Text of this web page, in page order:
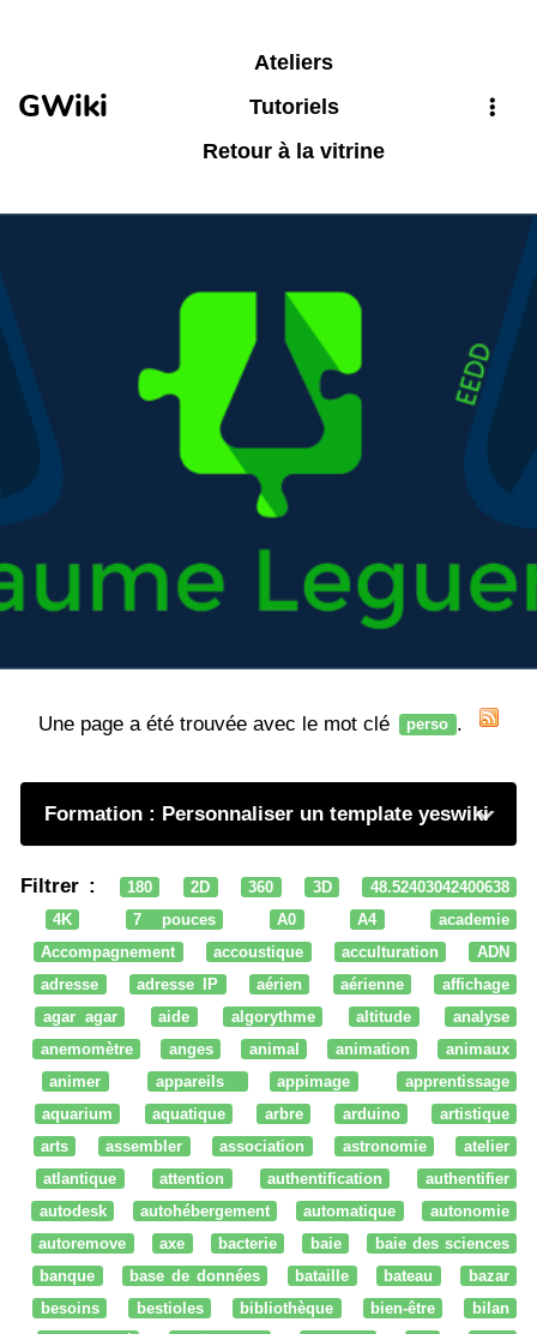
GWiki
Ateliers
Tutoriels
Retour à la vitrine
Une page a été trouvée avec le mot clé perso .
Formation : Personnaliser un template yeswiki
Filtrer : 180 2D 360 3D
48.52403042400638
4K
7 pouces A0 A4
academie
Accompagnement
accoustique acculturation
ADN
adresse
adresse IP aérien aérienne
affichage
agar agar
aide algorythme altitude
analyse
anemomètre
anges animal animation
animaux
animer
appareils appimage
apprentissage
aquarium
aquatique arbre arduino
artistique
arts
assembler association astronomie
atelier
atlantique
attention authentification
authentifier
autodesk
autohébergement automatique
autonomie
autoremove
axe bacterie baie
baie des sciences
banque
base de données bataille bateau
bazar
besoins
bestioles bibliothèque bien-être
bilan